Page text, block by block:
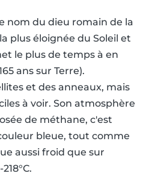
nom du dieu romain de la
plus éloignée du Soleil et
le plus de temps à en
ans sur Terre).
et des anneaux, mais
à voir. Son atmosphère
de méthane, c'est
bleue, tout comme
aussi froid que sur